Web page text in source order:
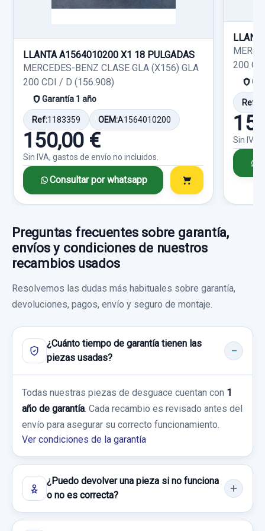
POTENCIOMETRO PEDAL
POTENCIOMETRO PEDAL usado.
MERCEDES-BENZ CLASE A (W169) A 180
Garantía 1 año
Ref:758312
30,00 €
Sin IVA, gastos de envío no incluidos.
Consultar por whatsapp
DERECHO usado.
MERCEDES-BENZ CLASE A (W169) A 180
Garantía 1 año
Ref:757679
50,00 €
Garantía 1 año
30,00 €
Sin IVA, gastos de envío no incluidos.
Consultar por whatsapp
BOMBA FRENO TRW
MERCEDES-BENZ CLASE A (W169) A 180
CDI EXCLUSIVE...
Garantía 1 año
25,00 €
Sin IVA, gastos de envío no incluidos.
LLANTA A1564010200 X1 18 PULGADAS
MERCEDES-BENZ CLASE GLA (X156) GLA
200 CDI / D (156.908)
Garantía 1 año
Ref:1183359 OEM:A1564010200
150,00 €
Sin IVA, gastos de envío no incluidos.
Consultar por whatsapp
200
Ref:
Sin IVA,
Preguntas frecuentes sobre garantía,
envíos y condiciones de nuestros
recambios usados
Resolvemos las dudas más habituales sobre garantía,
devoluciones, pagos, envío y seguro de montaje.
¿Cuánto tiempo de garantía tienen las
piezas usadas?
Todas nuestras piezas de desguace cuentan con 1
año de garantía . Cada recambio es revisado antes del
envío para asegurar su correcto funcionamiento.
Ver condiciones de la garantía
¿Puedo devolver una pieza si no funciona
o no es correcta?